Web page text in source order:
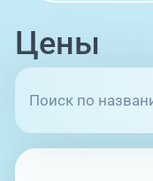
Цены